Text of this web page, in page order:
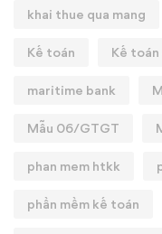
khai thue qua mang
Kế toán Kế toán
maritime bank
Mẫu 06/GTGT
phan mem htkk
phần mềm kế toán